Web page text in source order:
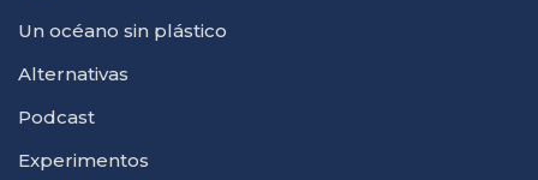
Un océano sin plástico
Alternativas
Podcast
Experimentos